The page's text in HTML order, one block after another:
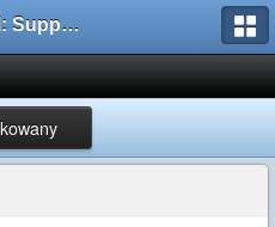
AMXX.pl: Support AMX Mod X i SourceMod